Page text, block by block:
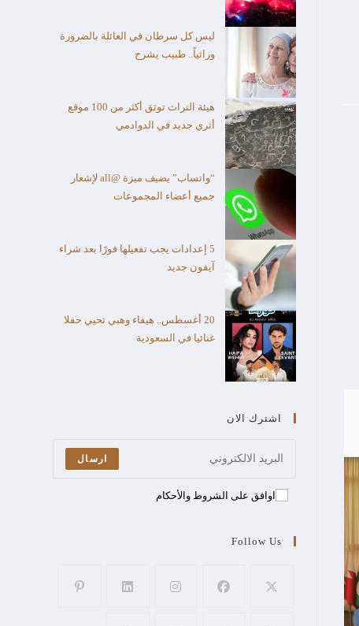
ليس كل سرطان في العائلة بالضرورة
وراثياً.. طبيب يشرح
هيئة التراث توثق أكثر من 100 موقع
أثري جديد في الدوادمي
“واتساب” يضيف ميزة @all لإشعار
جميع أعضاء المجموعات
5 إعدادات يجب تفعيلها فورًا بعد شراء
آيفون جديد
20 أغسطس.. هيفاء وهبي تحيي حفلا
غنائيا في السعودية
اشترك الان
ارسال
اوافق على الشروط والأحكام
Follow Us